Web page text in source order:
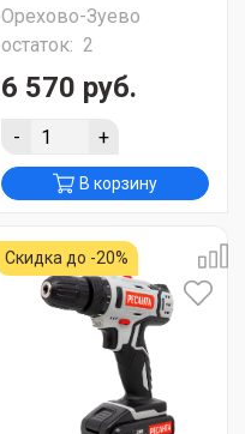
Орехово-Зуево
остаток: 2
6 570 руб.
- +
В корзину
Скидка до -20%